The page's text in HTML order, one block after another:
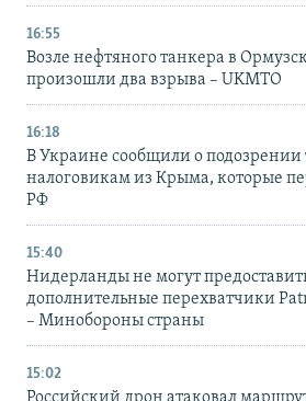
16:55
Возле нефтяного танкера в
произошли два взрыва – UKMTO
16:18
В Украине сообщили о
налоговикам из Крыма, которые
РФ
15:40
Нидерланды не могут
дополнительные перехватчики
– Минобороны страны
15:02